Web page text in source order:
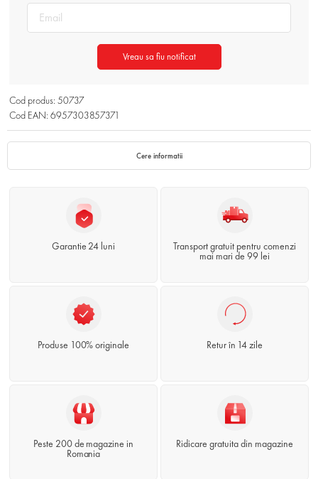
Vreau sa fiu notificat
Cod produs: 50737
Cod EAN: 6957303857371
Cere informatii
Garantie 24 luni
Transport gratuit pentru comenzi
mai mari de 99 lei
Produse 100% originale Retur în 14 zile
Peste 200 de magazine in
Romania
Ridicare gratuita din magazine